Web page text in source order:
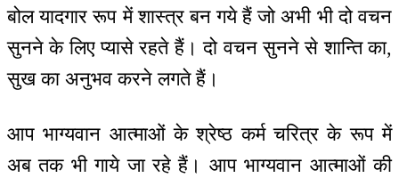
बोल यादगार रूप में शास्त्र बन गये हैं जो अभी भी दो वचन
सुनने के लिए प्यासे रहते हैं। दो वचन सुनने से शान्ति का,
सुख का अनुभव करने लगते हैं।
आप भाग्यवान आत्माओं के श्रेष्ठ कर्म चरित्र के रूप में
अब तक भी गाये जा रहे हैं। आप भाग्यवान आत्माओं की